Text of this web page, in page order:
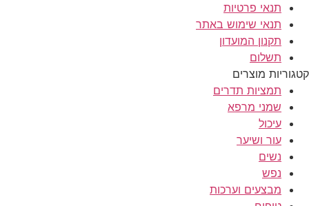
תנאי פרטיות
תנאי שימוש באתר
תקנון המועדון
תשלום
קטגוריות מוצרים
תמציות תדרים
שמני מרפא
עיכול
עור ושיער
נשים
נפש
מבצעים וערכות